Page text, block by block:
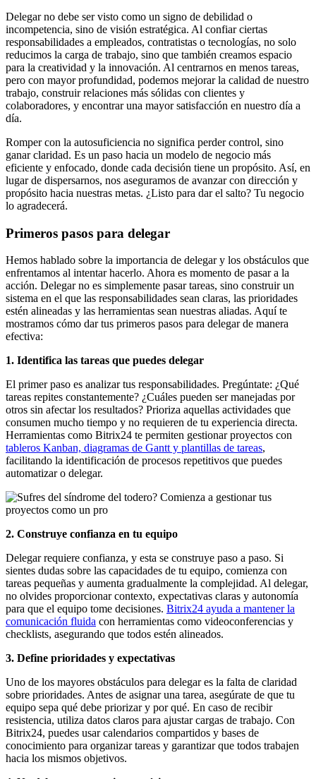
Delegar no debe ser visto como un signo de debilidad o
incompetencia, sino de visión estratégica. Al confiar ciertas
responsabilidades a empleados, contratistas o tecnologías, no solo
reducimos la carga de trabajo, sino que también creamos espacio
para la creatividad y la innovación. Al centrarnos en menos tareas,
pero con mayor profundidad, podemos mejorar la calidad de nuestro
trabajo, construir relaciones más sólidas con clientes y
colaboradores, y encontrar una mayor satisfacción en nuestro día a
día.
Romper con la autosuficiencia no significa perder control, sino
ganar claridad. Es un paso hacia un modelo de negocio más
eficiente y enfocado, donde cada decisión tiene un propósito. Así, en
lugar de dispersarnos, nos aseguramos de avanzar con dirección y
propósito hacia nuestras metas. ¿Listo para dar el salto? Tu negocio
lo agradecerá.
Primeros pasos para delegar
Hemos hablado sobre la importancia de delegar y los obstáculos que
enfrentamos al intentar hacerlo. Ahora es momento de pasar a la
acción. Delegar no es simplemente pasar tareas, sino construir un
sistema en el que las responsabilidades sean claras, las prioridades
estén alineadas y las herramientas sean nuestras aliadas. Aquí te
mostramos cómo dar tus primeros pasos para delegar de manera
efectiva:
1. Identifica las tareas que puedes delegar
El primer paso es analizar tus responsabilidades. Pregúntate: ¿Qué
tareas repites constantemente? ¿Cuáles pueden ser manejadas por
otros sin afectar los resultados? Prioriza aquellas actividades que
consumen mucho tiempo y no requieren de tu experiencia directa.
Herramientas como Bitrix24 te permiten gestionar proyectos con
tableros Kanban, diagramas de Gantt y plantillas de tareas,
facilitando la identificación de procesos repetitivos que puedes
automatizar o delegar.
2. Construye confianza en tu equipo
Delegar requiere confianza, y esta se construye paso a paso. Si
sientes dudas sobre las capacidades de tu equipo, comienza con
tareas pequeñas y aumenta gradualmente la complejidad. Al delegar,
no olvides proporcionar contexto, expectativas claras y autonomía
para que el equipo tome decisiones. Bitrix24 ayuda a mantener la
comunicación fluida con herramientas como videoconferencias y
checklists, asegurando que todos estén alineados.
3. Define prioridades y expectativas
Uno de los mayores obstáculos para delegar es la falta de claridad
sobre prioridades. Antes de asignar una tarea, asegúrate de que tu
equipo sepa qué debe priorizar y por qué. En caso de recibir
resistencia, utiliza datos claros para ajustar cargas de trabajo. Con
Bitrix24, puedes usar calendarios compartidos y bases de
conocimiento para organizar tareas y garantizar que todos trabajen
hacia los mismos objetivos.